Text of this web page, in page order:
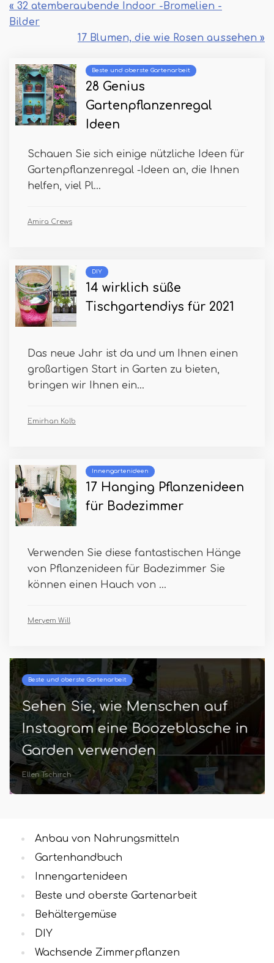
« 32 atemberaubende Indoor -Bromelien -
Bilder
17 Blumen, die wie Rosen aussehen »
Beste und oberste Gartenarbeit
28 Genius
Gartenpflanzenregal
Ideen
Schauen Sie sich einige nützliche Ideen für
Gartenpflanzenregal -Ideen an, die Ihnen
helfen, viel Pl...
Amira Crews
DIY
14 wirklich süße
Tischgartendiys für 2021
Das neue Jahr ist da und um Ihnen einen
großartigen Start in Garten zu bieten,
bringen wir Ihnen ein...
Emirhan Kolb
Innengartenideen
17 Hanging Pflanzenideen
für Badezimmer
Verwenden Sie diese fantastischen Hänge
von Pflanzenideen für Badezimmer Sie
können einen Hauch von ...
Meryem Will
Beste und oberste Gartenarbeit
Sehen Sie, wie Menschen auf
Instagram eine Boozeblasche in
Garden verwenden
Ellen Tschirch
Anbau von Nahrungsmitteln
Gartenhandbuch
Innengartenideen
Beste und oberste Gartenarbeit
Behältergemüse
DIY
Wachsende Zimmerpflanzen